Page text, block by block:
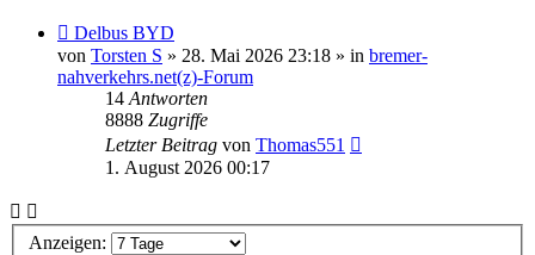
Neuer
Beitrag
Delbus BYD
von Torsten S » 28. Mai 2026 23:18 » in bremer-
nahverkehrs.net(z)-Forum
14 Antworten
8888 Zugriffe
Letzter Beitrag von Thomas551
1. August 2026 00:17
Anzeigen: